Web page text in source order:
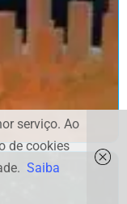
serviço. Ao
de cookies
Saiba